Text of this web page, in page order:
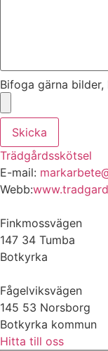
Bifoga gärna bilder,
Skicka
Trädgårdsskötsel
E-mail:
Webb:
Finkmossvägen
147 34 Tumba
Botkyrka
Fågelviksvägen
145 53 Norsborg
Botkyrka kommun
Hitta till oss